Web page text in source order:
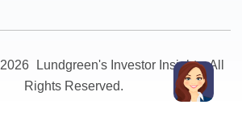
2026
Lundgreen's Investor Insights. All
Rights Reserved.